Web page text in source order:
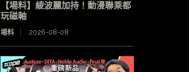
【場料】綾波麗加持！動漫聯乘都
玩磁軸
場料 2026-08-08